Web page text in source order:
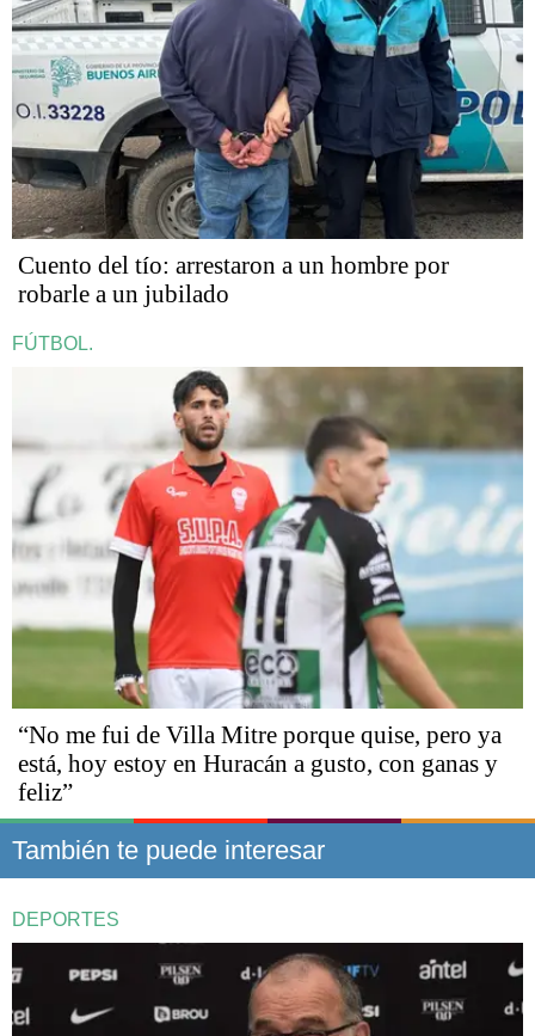
Cuento del tío: arrestaron a un hombre por
robarle a un jubilado
FÚTBOL.
“No me fui de Villa Mitre porque quise, pero ya
está, hoy estoy en Huracán a gusto, con ganas y
feliz”
También te puede interesar
DEPORTES